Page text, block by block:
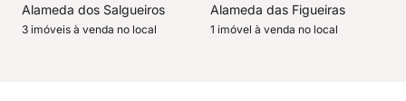
Alameda dos Salgueiros
3 imóveis à venda no local
Alameda das Figueiras
1 imóvel à venda no local